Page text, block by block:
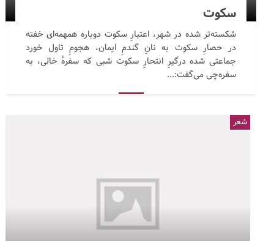
سکوت
شکسته‌تر شده در شهر، اعتبارِ سکوت دوباره همهمه‌ای خفته
در حصارِ سکوت به نانِ گندمِ ایمان، هجومِ تاول خورد
جماعتی شده درگیرِ انتحارِ سکوت شبی که سفرهٔ خالی، به
سفره‌چی می‌گفت:...
شعر